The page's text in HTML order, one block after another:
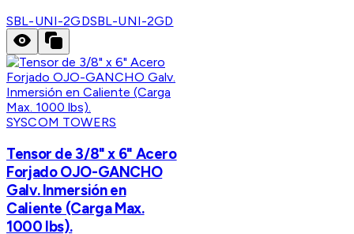
SBL-UNI-2GDSBL-UNI-2GD
SYSCOM TOWERS
Tensor de 3/8" x 6" Acero
Forjado OJO-GANCHO
Galv. Inmersión en
Caliente (Carga Max.
1000 lbs).